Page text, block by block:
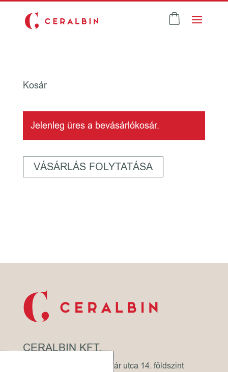
Kosár
Jelenleg üres a bevásárlókosár.
VÁSÁRLÁS FOLYTATÁSA
CERALBIN KFT.
Cím: 1065 Budapest, Lázár utca 14. földszint